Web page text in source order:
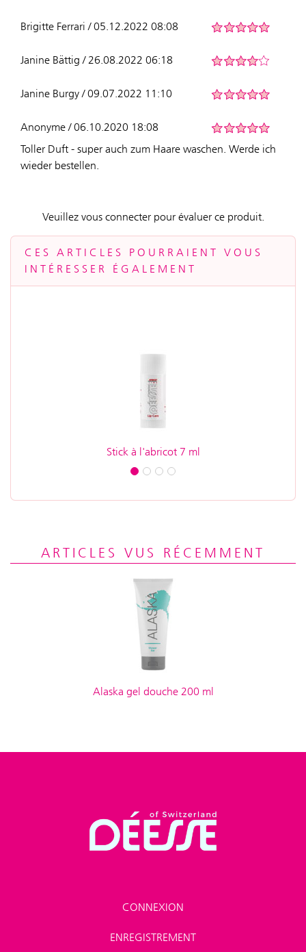
Brigitte Ferrari / 05.12.2022 08:08
Janine Bättig / 26.08.2022 06:18
Janine Burgy / 09.07.2022 11:10
Anonyme / 06.10.2020 18:08
Toller Duft - super auch zum Haare waschen. Werde ich
wieder bestellen.
Veuillez vous connecter pour évaluer ce produit.
CES ARTICLES POURRAIENT VOUS
INTÉRESSER ÉGALEMENT
Stick à l'abricot 7 ml
ARTICLES VUS RÉCEMMENT
Alaska gel douche 200 ml
CONNEXION
ENREGISTREMENT